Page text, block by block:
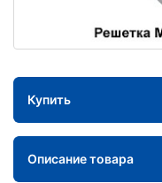
Купить
Описание товара